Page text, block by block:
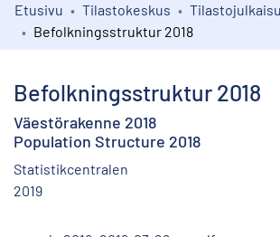
Kokoelmat
Etusivu Tilastokeskus
Befolkningsstruktur 2018
Befolkningsstruktur 2018
Väestörakenne 2018
Population Structure 2018
Statistikcentralen
2019